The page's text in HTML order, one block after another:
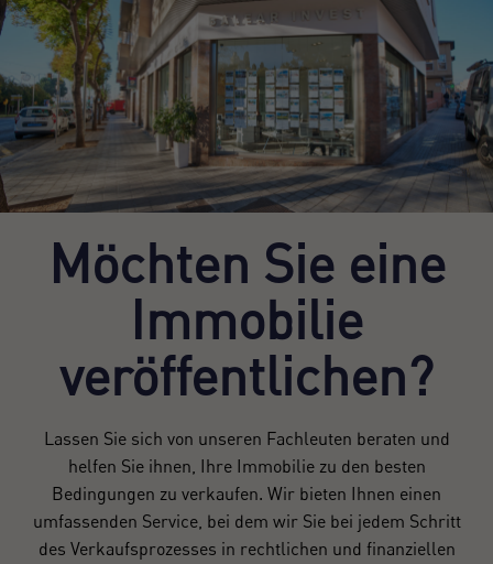
Möchten Sie eine
Immobilie
veröffentlichen?
Lassen Sie sich von unseren Fachleuten beraten und
helfen Sie ihnen, Ihre Immobilie zu den besten
Bedingungen zu verkaufen. Wir bieten Ihnen einen
umfassenden Service, bei dem wir Sie bei jedem Schritt
des Verkaufsprozesses in rechtlichen und finanziellen